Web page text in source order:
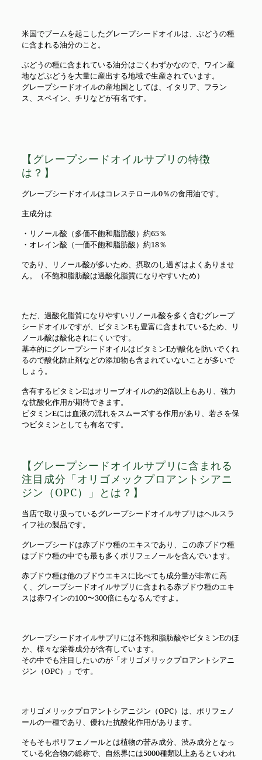
米国でブームを起こしたグレープシードオイルは、ぶどうの種
に含まれる油分のこと。
ぶどうの種に含まれている油分はごくわずかなので、ワイン産
地などぶどうを大量に産出する地域で生産されています。
グレープシードオイルの産地国としては、イタリア、フラン
ス、スペイン、チリなどが有名です。
【グレープシードオイルサプリの特徴
は？】
グレープシードオイルはコレステロール0％の食用油です。
主成分は
・リノール酸（多価不飽和脂肪酸）約65％
・オレイン酸（一価不飽和脂肪酸）約18％
であり、リノール酸が多いため、摂取のし過ぎはよくありませ
ん。（不飽和脂肪酸は過酸化脂質になりやすいため）
ただ、過酸化脂質になりやすいリノール酸を多く含むグレープ
シードオイルですが、ビタミンEも豊富に含まれているため、リ
ノール酸は酸化されにくいです。
基本的にグレープシードオイルはビタミンEが酸化を防いでくれ
るので酸化防止剤などの添加物も含まれていないことが多いで
しょう。
含有するビタミンEはオリーブオイルの約2倍以上もあり、強力
な抗酸化作用が期待できます。
ビタミンEには血液の流れをスムーズする作用があり、若さを保
つビタミンとしても有名です。
【グレープシードオイルサプリに含まれる
注目成分「オリゴメックプロアントシアニ
ジン（OPC）」とは？】
当店で取り扱っているグレープシードオイルサプリはヘルスラ
イフ社の製品です。
グレープシードは赤ブドウ種のエキスであり、この赤ブドウ種
はブドウ種の中でも最も多くポリフェノールを含んでいます。
赤ブドウ種は他のブドウエキスに比べても成分量が非常に高
く、グレープシードオイルサプリに含まれる赤ブドウ種のエキ
スは赤ワインの100〜300倍にもなるんですよ。
グレープシードオイルサプリには不飽和脂肪酸やビタミンEのほ
か、様々な栄養成分が含有しています。
その中でも注目したいのが「オリゴメリックプロアントシアニ
ジン（OPC）」です。
オリゴメリックプロアントシアニジン（OPC）は、ポリフェノ
ールの一種であり、優れた抗酸化作用があります。
そもそもポリフェノールとは植物の苦み成分、渋み成分となっ
ている化合物の総称で、自然界には5000種類以上あるといわれ